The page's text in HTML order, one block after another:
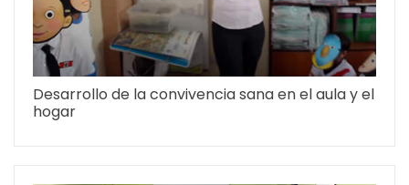
Desarrollo de la convivencia sana en el aula y el
hogar